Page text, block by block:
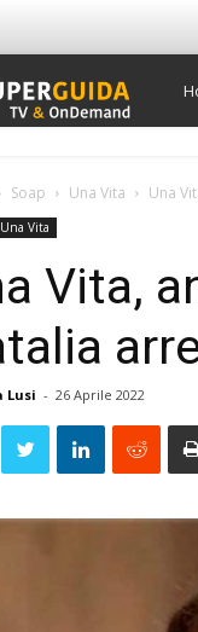
Soap Una Vita Una
Una Vita
Vita,
Lusi - 26 Aprile 2022